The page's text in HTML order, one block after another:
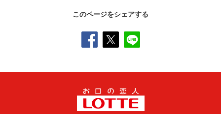
このページをシェアする